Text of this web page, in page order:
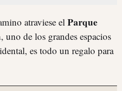
atraviese el Parque
, uno de los grandes espacios
es todo un regalo para